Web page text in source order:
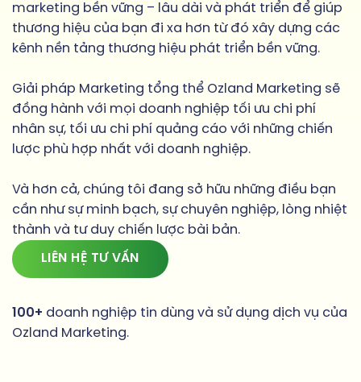
marketing bền vững – lâu dài và phát triển để giúp
thương hiệu của bạn đi xa hơn từ đó xây dựng các
kênh nền tảng thương hiệu phát triển bền vững.
Giải pháp Marketing tổng thể Ozland Marketing sẽ
đồng hành với mọi doanh nghiệp tối ưu chi phí
nhân sự, tối ưu chi phí quảng cáo với những chiến
lược phù hợp nhất với doanh nghiệp.
Và hơn cả, chúng tôi đang sở hữu những điều bạn
cần như sự minh bạch, sự chuyên nghiệp, lòng nhiệt
thành và tư duy chiến lược bài bản.
LIÊN HỆ TƯ VẤN
100+ doanh nghiệp tin dùng và sử dụng dịch vụ của
Ozland Marketing.